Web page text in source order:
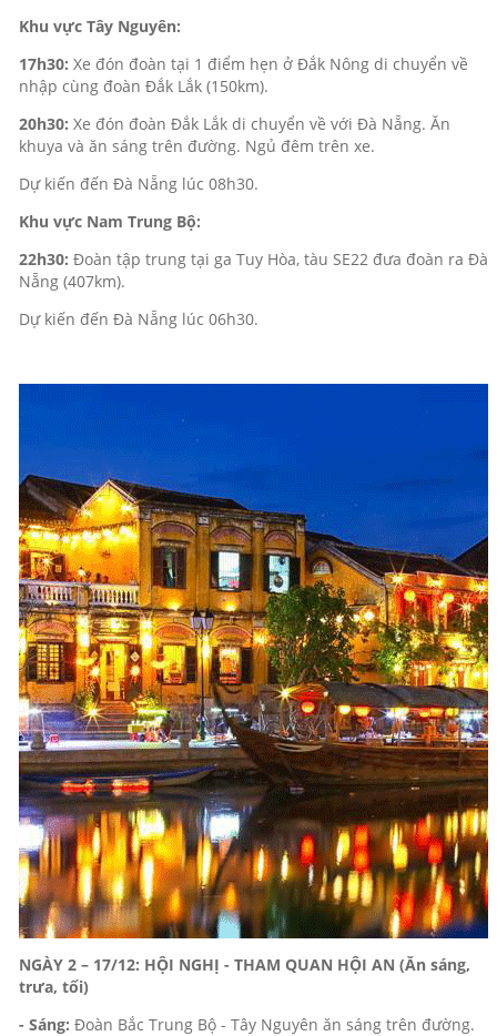
Khu vực Tây Nguyên:
17h30: Xe đón đoàn tại 1 điểm hẹn ở Đắk Nông di chuyển về
nhập cùng đoàn Đắk Lắk (150km).
20h30: Xe đón đoàn Đắk Lắk di chuyển về với Đà Nẵng. Ăn
khuya và ăn sáng trên đường. Ngủ đêm trên xe.
Dự kiến đến Đà Nẵng lúc 08h30.
Khu vực Nam Trung Bộ:
22h30: Đoàn tập trung tại ga Tuy Hòa, tàu SE22 đưa đoàn ra Đà
Nẵng (407km).
Dự kiến đến Đà Nẵng lúc 06h30.
NGÀY 2 – 17/12: HỘI NGHỊ - THAM QUAN HỘI AN (Ăn sáng,
trưa, tối)
- Sáng: Đoàn Bắc Trung Bộ - Tây Nguyên ăn sáng trên đường.